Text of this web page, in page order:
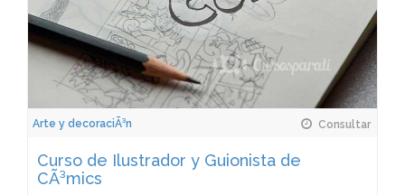
Arte y decoraciÃ³n Consultar
Curso de Ilustrador y Guionista de
CÃ³mics